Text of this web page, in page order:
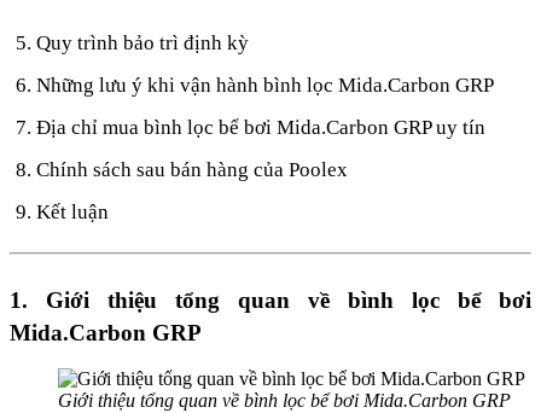
Quy trình bảo trì định kỳ
Những lưu ý khi vận hành bình lọc Mida.Carbon GRP
Địa chỉ mua bình lọc bể bơi Mida.Carbon GRP uy tín
Chính sách sau bán hàng của Poolex
Kết luận
1. Giới thiệu tổng quan về bình lọc bể bơi
Mida.Carbon GRP
Giới thiệu tổng quan về bình lọc bể bơi Mida.Carbon GRP